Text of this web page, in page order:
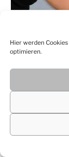
Hier werden
optimieren.
©